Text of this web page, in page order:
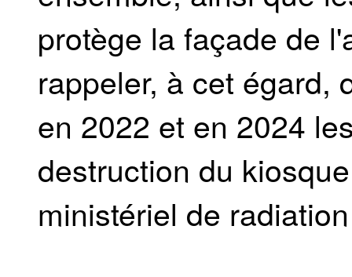
protège la façade de
rappeler, à cet égard,
en 2022 et en 2024
destruction du
ministériel de